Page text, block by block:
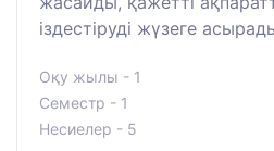
іздестіруді жүзеге
Оқу жылы - 1
Семестр - 1
Несиелер - 5